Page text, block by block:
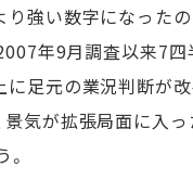
り強い数字になった
年9月調査以来7四
に足元の業況判断が
景気が拡張局面に入